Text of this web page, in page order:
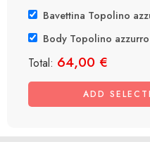
Bavettina Topolino
Body Topolino azzurro
Total: 64,00 €
ADD